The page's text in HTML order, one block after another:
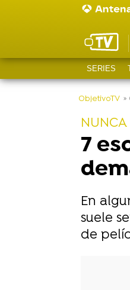
SERIES
-
ObjetivoTV »
NUNCA
7
En
suele
de